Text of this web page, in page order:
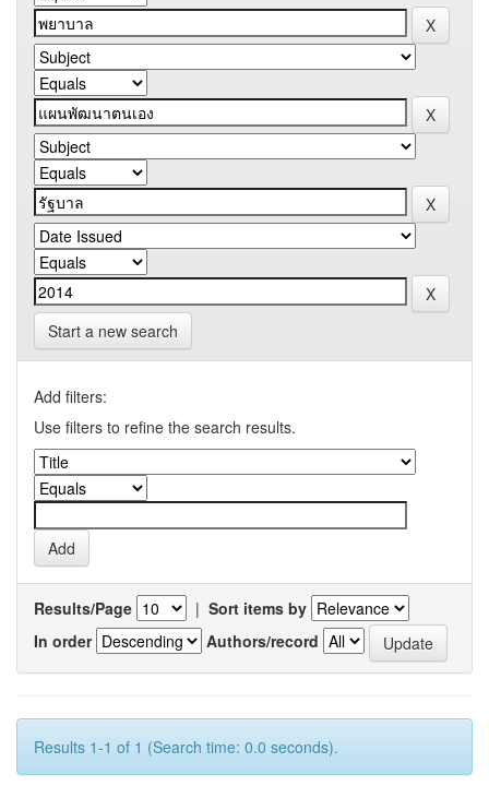
Start a new search
Add filters:
Use filters to refine the search results.
Results/Page | Sort items by
In order
Authors/record
Results 1-1 of 1 (Search time: 0.0 seconds).